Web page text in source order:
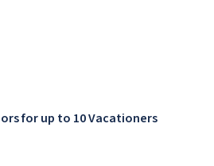
for up to 10 Vacationers